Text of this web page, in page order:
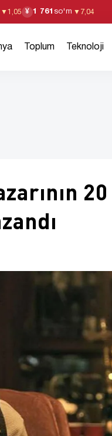
▼1,05 ¥ 1 761 so'm ▼ 7,04
Toplum Teknoloji